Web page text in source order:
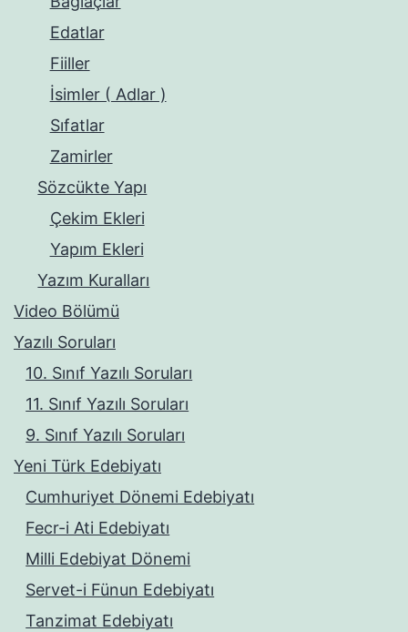
Edatlar
Fiiller
İsimler ( Adlar )
Sıfatlar
Zamirler
Sözcükte Yapı
Çekim Ekleri
Yapım Ekleri
Yazım Kuralları
Video Bölümü
Yazılı Soruları
10. Sınıf Yazılı Soruları
11. Sınıf Yazılı Soruları
9. Sınıf Yazılı Soruları
Yeni Türk Edebiyatı
Cumhuriyet Dönemi Edebiyatı
Fecr-i Ati Edebiyatı
Milli Edebiyat Dönemi
Servet-i Fünun Edebiyatı
Tanzimat Edebiyatı